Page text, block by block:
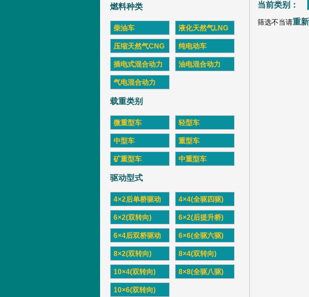
燃料种类
柴油车 液化天然气LNG
压缩天然气CNG 纯电动车
插电式混合动力 油电混合动力
气电混合动力
载重类别
微重型车 轻型车
中型车 重型车
矿重型车 中重型车
驱动型式
4×2后单桥驱动 4×4(全驱四驱)
6×2(双转向) 6×2(后提升桥)
6×4后双桥驱动 6×6(全驱六驱)
8×2(双转向) 8×4(双转向)
10×4(双转向) 8×8(全驱八驱)
10×6(双转向)
当前类别：
筛选不当请重